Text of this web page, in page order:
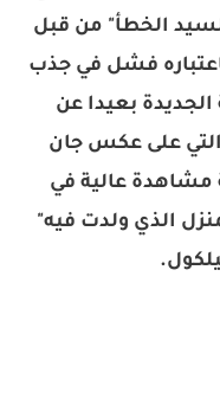
الخطأ" من قبل
فشل في جذب
الجديدة بعيدا عن
التي على عكس جان
مشاهدة عالية في
الذي ولدت فيه"